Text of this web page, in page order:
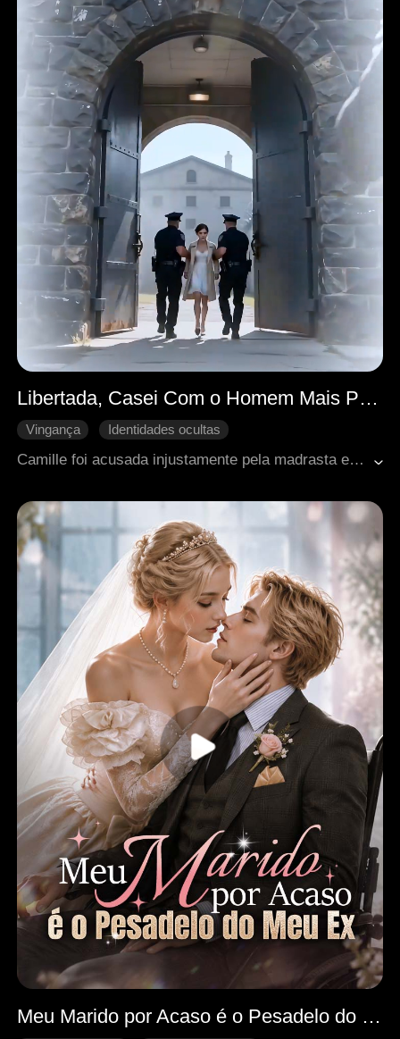
Libertada, Casei Com o Homem Mais Poderoso
Vingança
Identidades ocultas
Camille foi acusada injustamente pela madrasta e pelo noivo e acabou sendo presa. Cinco anos depois, ela é libertada e logo entra em um casamento de conveniência com o influente Horácio. Ela quer vingança, e Horácio quer salvar seu avô doente. Mas Camille é mais do que uma médica enigmática, e o vínculo entre eles se transforma em algo mais do que uma simples transação.
Meu Marido por Acaso é o Pesadelo do Meu Ex